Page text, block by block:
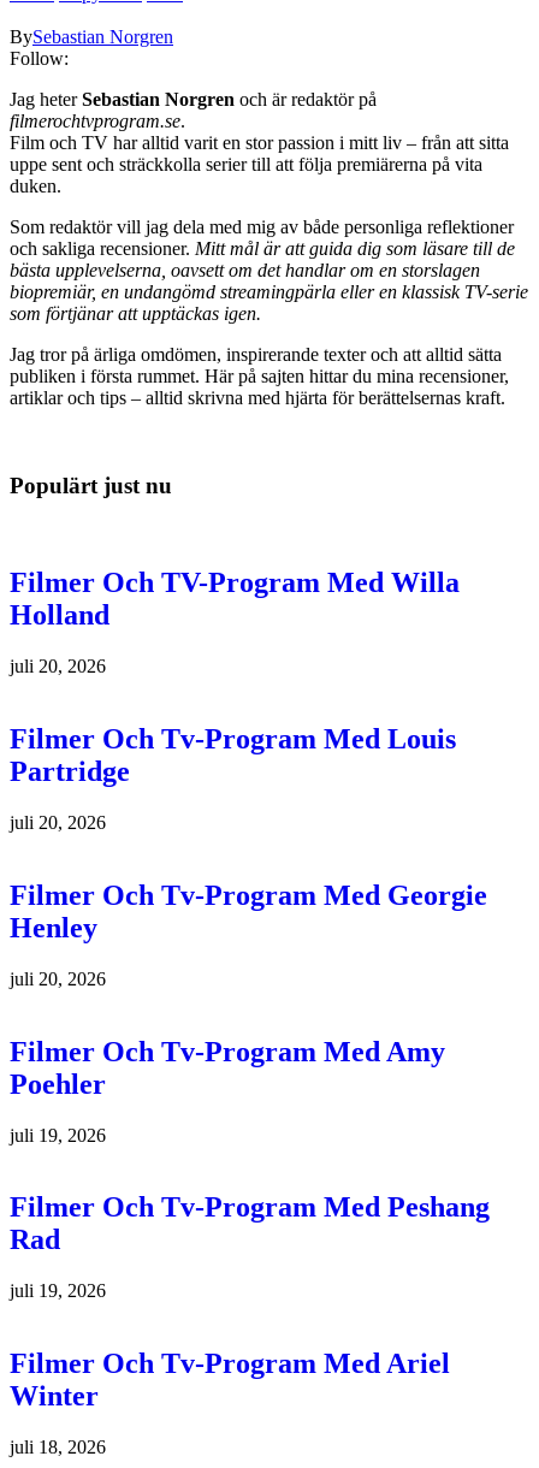
BySebastian Norgren
Follow:
Jag heterSebastian Norgren och är redaktör på
filmerochtvprogram.se.
Film och TV har alltid varit en stor passion i mitt liv – från att sitta
uppe sent och sträckkolla serier till att följa premiärerna på vita
duken.
Som redaktör vill jag dela med mig av både personliga reflektioner
och sakliga recensioner. Mitt mål är att guida dig som läsare till de
bästa upplevelserna, oavsett om det handlar om en storslagen
biopremiär, en undangömd streamingpärla eller en klassisk TV-serie
som förtjänar att upptäckas igen.
Jag tror på ärliga omdömen, inspirerande texter och att alltid sätta
publiken i första rummet. Här på sajten hittar du mina recensioner,
artiklar och tips – alltid skrivna med hjärta för berättelsernas kraft.
Populärt just nu
Filmer Och TV-Program Med Willa
Holland
juli 20, 2026
Filmer Och Tv-Program Med Louis
Partridge
juli 20, 2026
Filmer Och Tv-Program Med Georgie
Henley
juli 20, 2026
Filmer Och Tv-Program Med Amy
Poehler
juli 19, 2026
Filmer Och Tv-Program Med Peshang
Rad
juli 19, 2026
Filmer Och Tv-Program Med Ariel
Winter
juli 18, 2026